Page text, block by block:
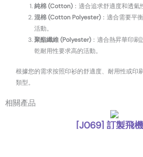
純棉 (Cotton)：適合追求舒適度和透氣
混棉 (Cotton Polyester)：適合需要平
活動。
聚酯纖維 (Polyester)：適合熱昇華印刷
乾耐用性要求高的活動。
根據您的需求按照印衫的舒適度、耐用性或印
類型。
相關產品
[J069] 訂製飛